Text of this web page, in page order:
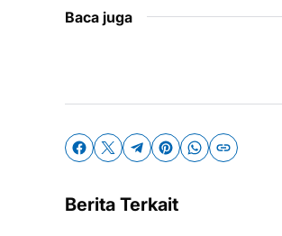
Baca juga
Berita Terkait